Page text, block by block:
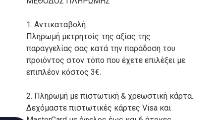
1. Αντικαταβολή.
Πληρωμή μετρητοίς της αξίας της
παραγγελίας σας κατά την παράδοση του
προιόντος στον τόπο που έχετε επιλέξει με
επιπλέον κόστος 3€.
2. Πληρωμή με πιστωτική & χρεωστική κάρτα.
Δεχόμαστε πιστωτικές κάρτες Visa και